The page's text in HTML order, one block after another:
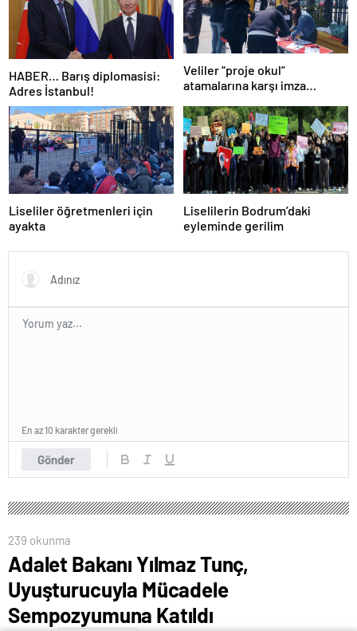
HABER… Barış diplomasisi:
Adres İstanbul!
Veliler “proje okul”
atamalarına karşı imza
Liseliler öğretmenleri için
ayakta
Liselilerin Bodrum’daki
eyleminde gerilim
Gönder
En az 10 karakter gerekli
239 okunma
Adalet Bakanı Yılmaz Tunç,
Uyuşturucuyla Mücadele
Sempozyumuna Katıldı